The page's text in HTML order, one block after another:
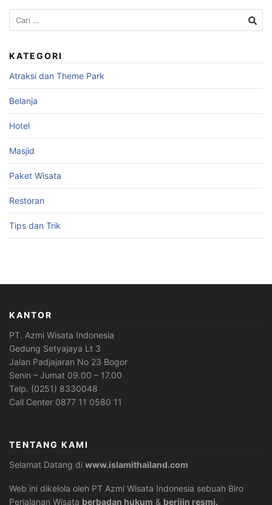
Cari
untuk:
KATEGORI
Atraksi dan Theme Park
Belanja
Hotel
Masjid
Paket Wisata
Restoran
Tips dan Trik
KANTOR
PT. Azmi Wisata Indonesia
Gedung Setyajaya Lt 3
Jalan Padjajaran No 23 Bogor
Senin – Jumat 09.00 – 17.00
Telp. (0251) 8330048
Call Center 0877 11 0580 11
TENTANG KAMI
Selamat Datang di www.islamithailand.com
Web ini dikelola oleh PT Azmi Wisata Indonesia sebuah Biro
Perjalanan Wisata berbadan hukum & berijin resmi.